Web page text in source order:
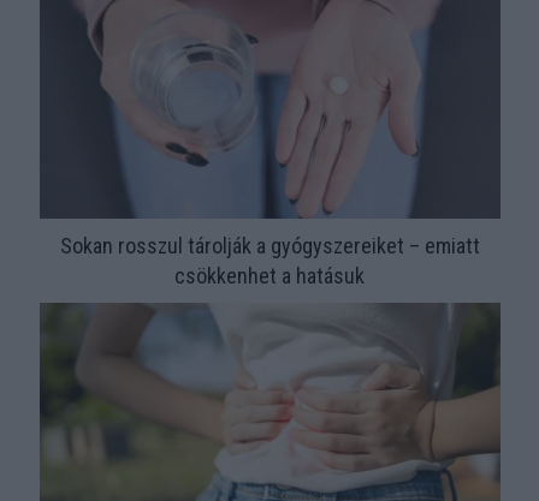
Sokan rosszul tárolják a gyógyszereiket – emiatt
csökkenhet a hatásuk